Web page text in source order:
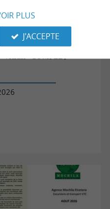
Vitrail - COMPLET
PLUS
J'ACCEPTE